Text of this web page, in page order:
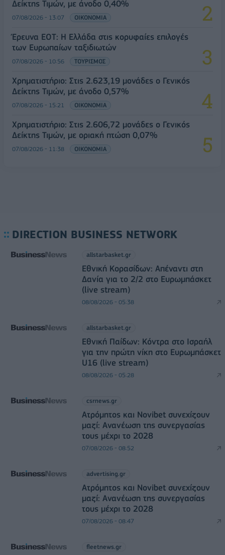
Δείκτης Τιμών, με άνοδο 0,40%
07/08/2026 - 13:07 ΟΙΚΟΝΟΜΙΑ
Έρευνα ΕΟΤ: Η Ελλάδα στις κορυφαίες επιλογές
των Ευρωπαίων ταξιδιωτών
07/08/2026 - 10:56 ΤΟΥΡΙΣΜΟΣ
Χρηματιστήριο: Στις 2.623,19 μονάδες ο Γενικός
Δείκτης Τιμών, με άνοδο 0,57%
07/08/2026 - 15:21 ΟΙΚΟΝΟΜΙΑ
Χρηματιστήριο: Στις 2.606,72 μονάδες ο Γενικός
Δείκτης Τιμών, με οριακή πτώση 0,07%
07/08/2026 - 11:38 ΟΙΚΟΝΟΜΙΑ
DIRECTION BUSINESS NETWORK
allstarbasket.gr
Εθνική Κορασίδων: Απέναντι στη
Δανία για το 2/2 στο Ευρωμπάσκετ
(live stream)
08/08/2026 - 05:38
allstarbasket.gr
Εθνική Παίδων: Κόντρα στο Ισραήλ
για την πρώτη νίκη στο Ευρωμπάσκετ
U16 (live stream)
08/08/2026 - 05:28
csrnews.gr
Ατρόμητος και Novibet συνεχίζουν
μαζί: Ανανέωση της συνεργασίας
τους μέχρι το 2028
07/08/2026 - 08:52
advertising.gr
Ατρόμητος και Novibet συνεχίζουν
μαζί: Ανανέωση της συνεργασίας
τους μέχρι το 2028
07/08/2026 - 08:47
fleetnews.gr